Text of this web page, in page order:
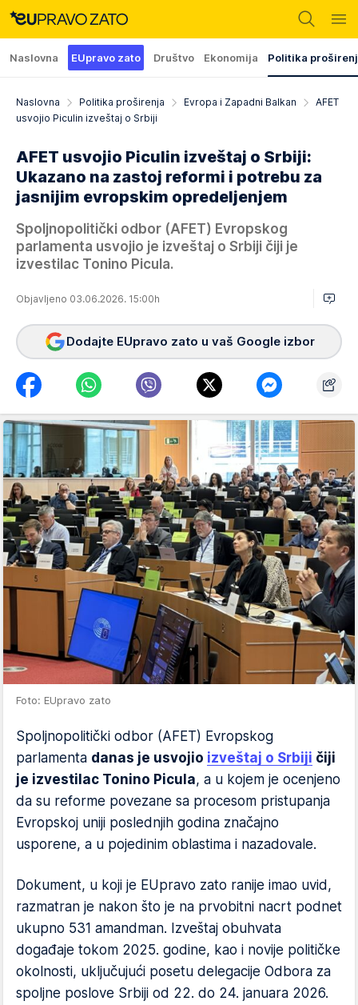
Naslovna EUpravo zato Društvo Ekonomija Politika
Naslovna Politika proširenja Evropa i Zapadni Balkan
AFET
usvojio Piculin izveštaj o Srbiji
AFET usvojio Piculin izveštaj o Srbiji:
Ukazano na zastoj reformi i potrebu za
jasnijim evropskim opredeljenjem
Spoljnopolitički odbor (AFET) Evropskog
parlamenta usvojio je izveštaj o Srbiji čiji je
izvestilac Tonino Picula.
Objavljeno 03.06.2026. 15:00h
Dodajte EUpravo zato u vaš Google izbor
Foto: EUpravo zato
Spoljnopolitički odbor (AFET) Evropskog
parlamenta danas je usvojio izveštaj o Srbiji čiji
je izvestilac Tonino Picula, a u kojem je ocenjeno
da su reforme povezane sa procesom pristupanja
Evropskoj uniji poslednjih godina značajno
usporene, a u pojedinim oblastima i nazadovale.
Dokument, u koji je EUpravo zato ranije imao uvid,
razmatran je nakon što je na prvobitni nacrt podnet
ukupno 531 amandman. Izveštaj obuhvata
događaje tokom 2025. godine, kao i novije političke
okolnosti, uključujući posetu delegacije Odbora za
spoljne poslove Srbiji od 22. do 24. januara 2026.